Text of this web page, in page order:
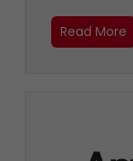
Read More